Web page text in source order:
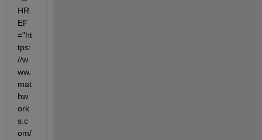
HR
EF
="ht
tps:
//w
ww.
mat
hw
ork
s.c
om/